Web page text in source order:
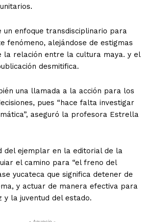
enfoque transdisciplinario para
fenómeno, alejándose de estigmas
la relación entre la cultura maya. y el
desmitifica.
una llamada a la acción para los
pues “hace falta investigar
aseguró la profesora Estrella
del ejemplar en la editorial de la
el camino para “el freno del
yucateca que significa detener de
y actuar de manera efectiva para
y la juventud del estado.